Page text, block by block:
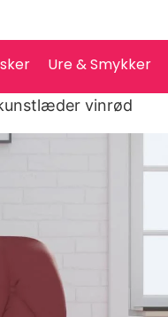
Ure & Smykker
vinrød